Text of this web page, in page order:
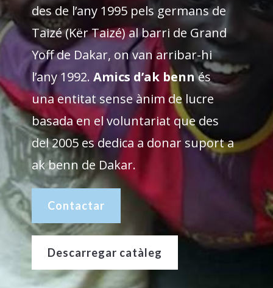
des de l’any 1995 pels germans de
Taizé (Kër Taizé) al barri de Grand
Yoff de Dakar, on van arribar-hi
l’any 1992. Amics d’ak bennés
una entitat sense ànim de lucre
basada en el voluntariat que des
del 2005 es dedica a donar suport a
ak benn de Dakar.
Contactar
Descarregar catàleg